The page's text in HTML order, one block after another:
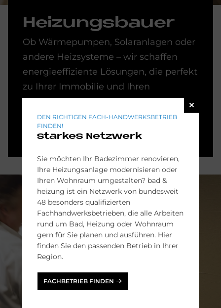
Hei­zungs­bau­er
Ob Wärmepumpen, Solaranlagen oder
andere Heizsysteme – wir schaffen
energieeffiziente Lösungen, die perfekt
zu Ihrer Immobilie und Ihren
Nutzungsgewohnheiten passen.
HEIZUNGSMODERNISIERUNG
DEN RICHTIGEN FACH-HANDWERKSBETRIEB
FINDEN!
starkes Netzwerk
Sie möchten Ihr Badezimmer renovieren,
Ihre Heizungsanlage modernisieren oder
Ihren Wohnraum umgestalten? bad &
heizung ist ein Netzwerk von bundesweit
48 besonders qualifizierten
Fachhandwerksbetrieben, die alle Arbeiten
rund um Bad, Heizung oder Wohnraum
gern für Sie planen und ausführen. Hier
finden Sie den passenden Betrieb in Ihrer
Region.
FACHBETRIEB FINDEN